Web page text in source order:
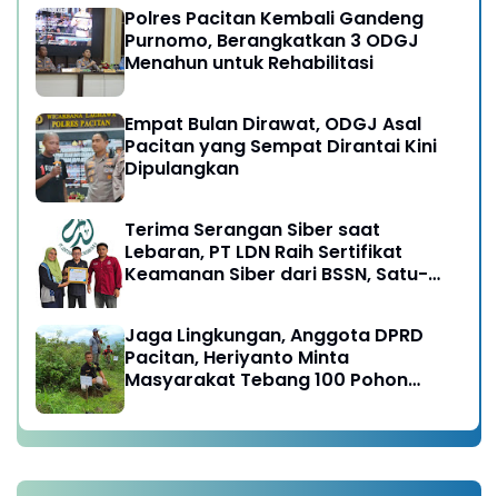
Polres Pacitan Kembali Gandeng
Purnomo, Berangkatkan 3 ODGJ
Menahun untuk Rehabilitasi
Empat Bulan Dirawat, ODGJ Asal
Pacitan yang Sempat Dirantai Kini
Dipulangkan
Terima Serangan Siber saat
Lebaran, PT LDN Raih Sertifikat
Keamanan Siber dari BSSN, Satu-
Jaga Lingkungan, Anggota DPRD
Pacitan, Heriyanto Minta
Masyarakat Tebang 100 Pohon